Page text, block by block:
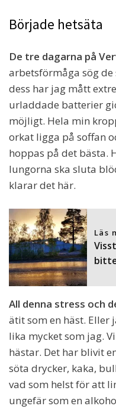
Började hetsäta
De tre dagarna på
arbetsförmåga sög
dess har jag mått
urladdade batterier
möjligt. Hela min
orkat ligga på soffan
hoppas på det bästa.
lungorna ska sluta
klarar det här.
Läs
All denna stress och
ätit som en häst. Eller
lika mycket som jag.
hästar. Det har blivit
söta drycker, kaka,
vad som helst för att
ungefär som en